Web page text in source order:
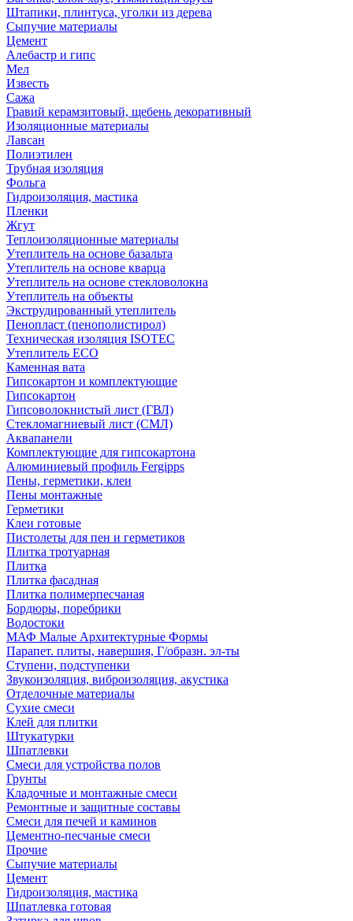
Штапики, плинтуса, уголки из дерева
Сыпучие материалы
Цемент
Алебастр и гипс
Мел
Известь
Сажа
Гравий керамзитовый, щебень декоративный
Изоляционные материалы
Лавсан
Полиэтилен
Трубная изоляция
Фольга
Гидроизоляция, мастика
Пленки
Жгут
Теплоизоляционные материалы
Утеплитель на основе базальта
Утеплитель на основе кварца
Утеплитель на основе стекловолокна
Утеплитель на объекты
Экструдированный утеплитель
Пенопласт (пенополистирол)
Техническая изоляция ISOTEC
Утеплитель ECO
Каменная вата
Гипсокартон и комплектующие
Гипсокартон
Гипсоволокнистый лист (ГВЛ)
Стекломагниевый лист (СМЛ)
Аквапанели
Комплектующие для гипсокартона
Алюминиевый профиль Fergipps
Пены, герметики, клеи
Пены монтажные
Герметики
Клеи готовые
Пистолеты для пен и герметиков
Плитка тротуарная
Плитка
Плитка фасадная
Плитка полимерпесчаная
Бордюры, поребрики
Водостоки
МАФ Малые Архитектурные Формы
Парапет. плиты, навершия, Г/образн. эл-ты
Ступени, подступенки
Звукоизоляция, виброизоляция, акустика
Отделочные материалы
Сухие смеси
Клей для плитки
Штукатурки
Шпатлевки
Смеси для устройства полов
Грунты
Кладочные и монтажные смеси
Ремонтные и защитные составы
Смеси для печей и каминов
Цементно-песчаные смеси
Прочие
Сыпучие материалы
Цемент
Гидроизоляция, мастика
Шпатлевка готовая